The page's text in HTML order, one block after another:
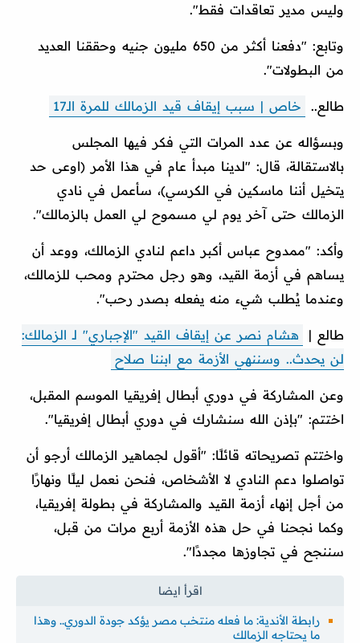
وليس مدير تعاقدات فقط".
وتابع: "دفعنا أكثر من 650 مليون جنيه وحققنا العديد
من البطولات".
طالع.. خاص | سبب إيقاف قيد الزمالك للمرة الـ17
وبسؤاله عن عدد المرات التي فكر فيها المجلس
بالاستقالة، قال: "لدينا مبدأ عام في هذا الأمر (اوعى حد
يتخيل أننا ماسكين في الكرسي)، سأعمل في نادي
الزمالك حتى آخر يوم لي مسموح لي العمل بالزمالك".
وأكد: "ممدوح عباس أكبر داعم لنادي الزمالك، ووعد أن
يساهم في أزمة القيد، وهو رجل محترم ومحب للزمالك،
وعندما يُطلب شيء منه يفعله بصدر رحب".
طالع |
هشام نصر عن إيقاف القيد "الإجباري" لـ الزمالك:
لن يحدث.. وسننهي الأزمة مع ابننا صلاح
وعن المشاركة في دوري أبطال إفريقيا الموسم المقبل،
اختتم: "بإذن الله سنشارك في دوري أبطال إفريقيا".
واختتم تصريحاته قائلًا: "أقول لجماهير الزمالك أرجو أن
تواصلوا دعم النادي لا الأشخاص، فنحن نعمل ليلًا ونهارًا
من أجل إنهاء أزمة القيد والمشاركة في بطولة إفريقيا،
وكما نجحنا في حل هذه الأزمة أربع مرات من قبل،
سننجح في تجاوزها مجددًا".
رابطة الأندية: ما فعله منتخب مصر يؤكد جودة الدوري.. وهذا
ما يحتاجه الزمالك